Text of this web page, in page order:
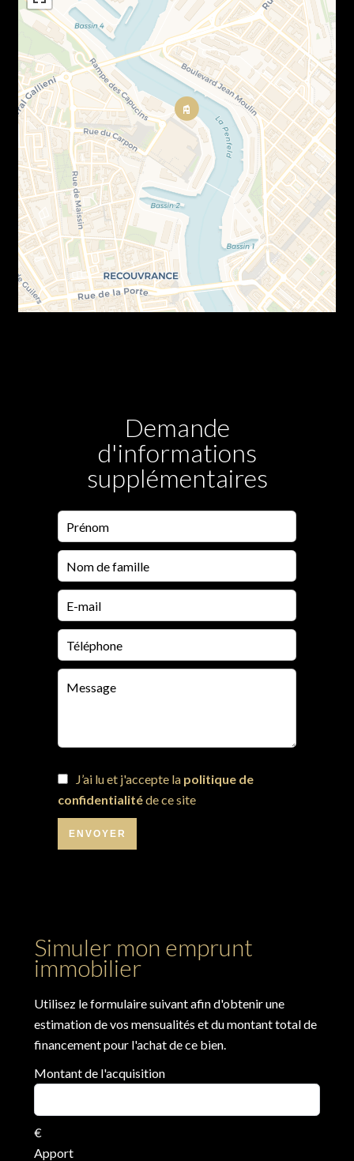
Demande
d'informations
supplémentaires
J’ai lu et j'accepte la politique de
confidentialitéde ce site
ENVOYER
Simuler mon emprunt
immobilier
Utilisez le formulaire suivant afin d'obtenir une
estimation de vos mensualités et du montant total de
financement pour l'achat de ce bien.
Montant de l'acquisition
€
Apport